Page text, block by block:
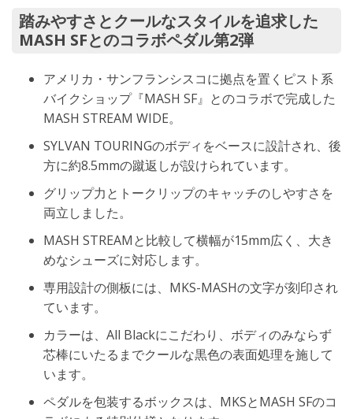
踏みやすさとクールなスタイルを追求した
MASH SFとのコラボペダル第2弾
アメリカ・サンフランシスコに拠点を置くピスト系
バイクショップ『MASH SF』とのコラボで完成した
MASH STREAM WIDE。
SYLVAN TOURINGのボディをベースに設計され、後
方に約8.5mmの蹴返しが設けられています。
グリップ力とトークリップのキャッチのしやすさを
両立しました。
MASH STREAMと比較して横幅が15mm広く、大き
めなシューズに対応します。
専用設計の側板には、MKS-MASHの文字が刻印され
ています。
カラーは、All Blackにこだわり、ボディのみならず
芯棒にいたるまでクールな黒色の表面処理を施して
います。
ペダルを包装するボックスは、MKSとMASH SFのコ